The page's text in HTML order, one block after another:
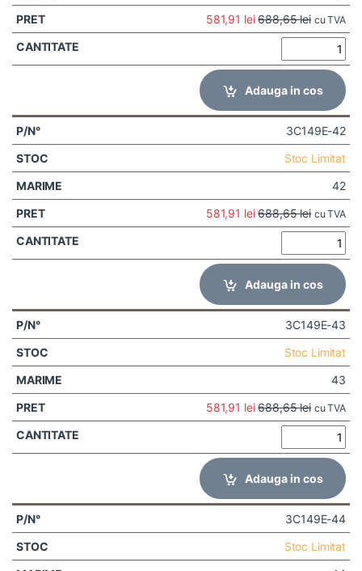
581,91 lei 688,65lei cu TVA
Adauga in cos
3C149E-42
Stoc Limitat
42
581,91 lei 688,65lei cu TVA
Adauga in cos
3C149E-43
Stoc Limitat
43
581,91 lei 688,65lei cu TVA
Adauga in cos
3C149E-44
Stoc Limitat